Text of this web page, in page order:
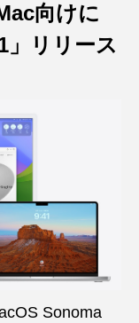
向けに
」リリース
Sonoma